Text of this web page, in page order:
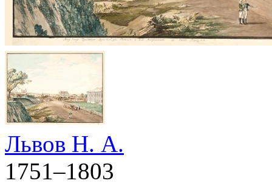
Львов Н. А.
1751–1803